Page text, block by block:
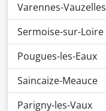
Varennes-Vauzelles
Sermoise-sur-Loire
Pougues-les-Eaux
Saincaize-Meauce
Parigny-les-Vaux